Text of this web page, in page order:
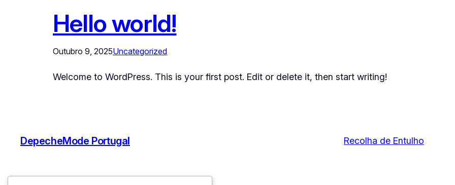
Hello world!
Outubro 9, 2025Uncategorized
Welcome to WordPress. This is your first post. Edit or delete it, then start writing!
DepecheMode Portugal Recolha de Entulho